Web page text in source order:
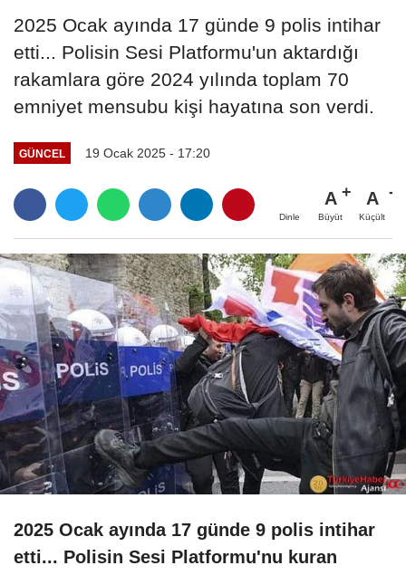
2025 Ocak ayında 17 günde 9 polis intihar
etti... Polisin Sesi Platformu'un aktardığı
rakamlara göre 2024 yılında toplam 70
emniyet mensubu kişi hayatına son verdi.
GÜNCEL 19 Ocak 2025 - 17:20
Dinle
A
Büyüt
A
Küçült
2025 Ocak ayında 17 günde 9 polis intihar
etti... Polisin Sesi Platformu'nu kuran